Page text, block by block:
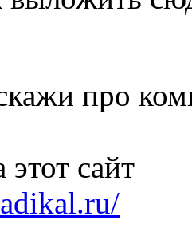
про
сайт